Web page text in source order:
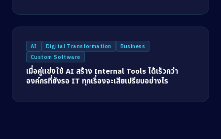
AI Digital Transformation
Business
Custom Software
เมื่อคู่แข่งใช้ AI สร้าง Internal Tools ได้เร็วกว่า
องค์กรที่ยังรอ IT ทุกเรื่องจะเสียเปรียบอย่างไร